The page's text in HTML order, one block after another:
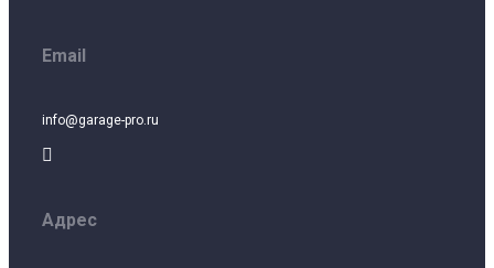
Email
info@garage-pro.ru

Адрес